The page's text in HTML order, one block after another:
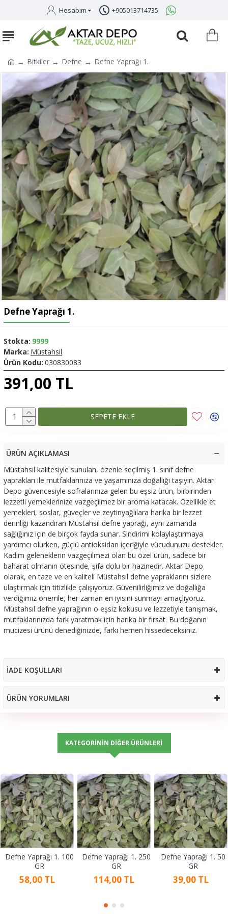
Hesabım +905013714735
Bitkiler Defne Defne Yaprağı 1.
Defne Yaprağı 1.
391,00 TL
Stokta: 9999
Marka: Müstahsil
Ürün Kodu: 030830083
SEPETE EKLE
ÜRÜN AÇIKLAMASI
Müstahsıl kalitesiyle sunulan, özenle seçilmiş 1. sınıf defne
yaprakları ile mutfaklarınıza ve yaşamınıza doğallığı taşıyın. Aktar
Depo güvencesiyle sofralarınıza gelen bu eşsiz ürün, birbirinden
lezzetli yemeklerinize vazgeçilmez bir aroma katacak. Özellikle et
yemekleri, soslar, güveçler ve zeytinyağlılara harika bir lezzet
derinliği kazandıran Müstahsıl defne yaprağı, aynı zamanda
sağlığınız için de birçok fayda sunar. Sindirimi kolaylaştırmaya
yardımcı olurken, güçlü antioksidan içeriğiyle vücudunuzu destekler.
Kadim geleneklerin vazgeçilmezi olan bu özel ürün, sadece bir
baharat olmanın ötesinde, şifa dolu bir hazinedir. Aktar Depo
olarak, en taze ve en kaliteli Müstahsıl defne yapraklarını sizlere
ulaştırmak için titizlikle çalışıyoruz. Güvenilirliğimiz ve doğallığa
verdiğimiz önemle, her zaman en iyisini sunmayı amaçlıyoruz.
Müstahsıl defne yaprağının o eşsiz kokusu ve lezzetiyle tanışmak,
mutfaklarınızda fark yaratmak için harika bir fırsat. Bu doğanın
mucizesi ürünü denediğinizde, farkı hemen hissedeceksiniz.
İADE KOŞULLARI
ÜRÜN YORUMLARI
KATEGORININ DIĞER ÜRÜNLERI
Defne Yaprağı 1. 100
GR
58,00 TL
Defne Yaprağı 1. 250
GR
114,00 TL
Defne Yaprağı 1. 50
GR
39,00 TL